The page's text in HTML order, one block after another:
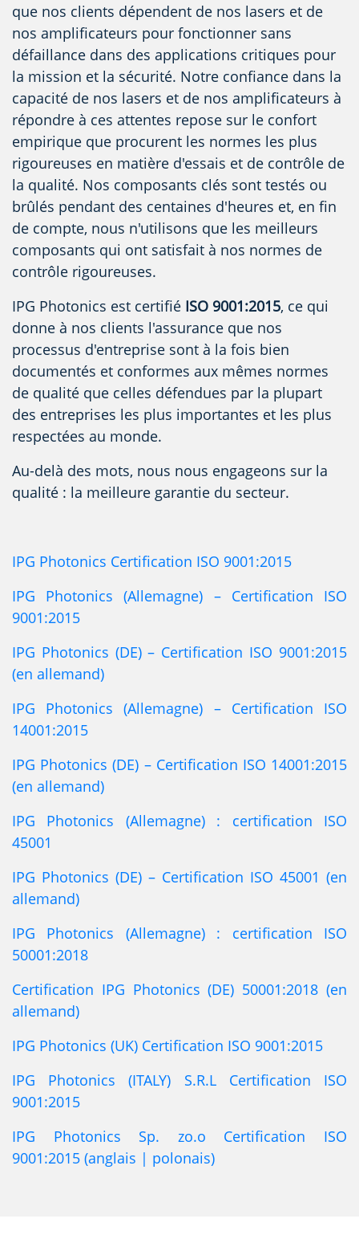
que nos clients dépendent de nos lasers et de
nos amplificateurs pour fonctionner sans
défaillance dans des applications critiques pour
la mission et la sécurité. Notre confiance dans la
capacité de nos lasers et de nos amplificateurs à
répondre à ces attentes repose sur le confort
empirique que procurent les normes les plus
rigoureuses en matière d'essais et de contrôle de
la qualité. Nos composants clés sont testés ou
brûlés pendant des centaines d'heures et, en fin
de compte, nous n'utilisons que les meilleurs
composants qui ont satisfait à nos normes de
contrôle rigoureuses.
IPG Photonics est certifié ISO 9001:2015, ce qui
donne à nos clients l'assurance que nos
processus d'entreprise sont à la fois bien
documentés et conformes aux mêmes normes
de qualité que celles défendues par la plupart
des entreprises les plus importantes et les plus
respectées au monde.
Au-delà des mots, nous nous engageons sur la
qualité : la meilleure garantie du secteur.
IPG Photonics Certification ISO 9001:2015
IPG Photonics (Allemagne) – Certification ISO
9001:2015
IPG Photonics (DE) – Certification ISO 9001:2015
(en allemand)
IPG Photonics (Allemagne) – Certification ISO
14001:2015
IPG Photonics (DE) – Certification ISO 14001:2015
(en allemand)
IPG Photonics (Allemagne) : certification ISO
45001
IPG Photonics (DE) – Certification ISO 45001 (en
allemand)
IPG Photonics (Allemagne) : certification ISO
50001:2018
Certification IPG Photonics (DE) 50001:2018 (en
allemand)
IPG Photonics (UK) Certification ISO 9001:2015
IPG Photonics (ITALY) S.R.L Certification ISO
9001:2015
IPG Photonics Sp. zo.o Certification ISO
9001:2015 (anglais | polonais)